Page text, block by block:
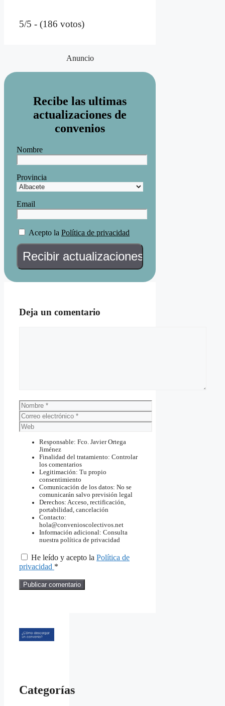
5/5 - (186 votos)
Anuncio
Recibe las ultimas
actualizaciones de
convenios
Nombre
Provincia
Email
Acepto la Política de privacidad
Deja un comentario
Nombre
Correo
electrónico
Web
Responsable: Fco. Javier Ortega
Jiménez
Finalidad del tratamiento: Controlar
los comentarios
Legitimación: Tu propio
consentimiento
Comunicación de los datos: No se
comunicarán salvo previsión legal
Derechos: Acceso, rectificación,
portabilidad, cancelación
Contacto:
hola@convenioscolectivos.net
Información adicional: Consulta
nuestra política de privacidad
He leído y acepto la Política de
privacidad *
Categorías